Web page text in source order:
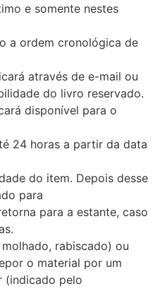
e somente nestes
a ordem cronológica de
através de e-mail ou
do livro reservado.
disponível para o
24 horas a partir da data
do item. Depois desse
para
para a estante, caso
rabiscado) ou
o material por um
(indicado pelo